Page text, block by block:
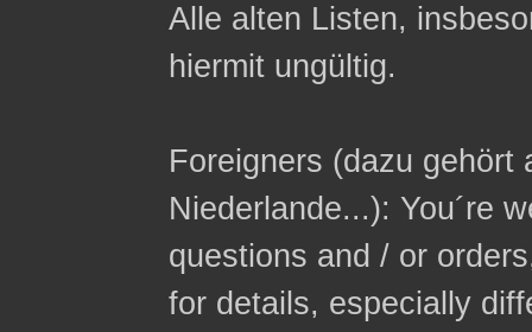
Alle alten Listen,
hiermit ungültig.
Foreigners (dazu gehört
Niederlande...): You´re
questions and / or
for details, especially